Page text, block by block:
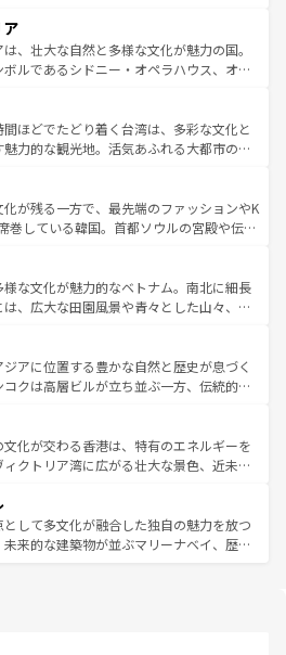
ンズでは、音楽と美食が融合した独特の
者はアメリカの各地域で異なる魅力を楽
多様性と豊かな歴史を感じることができ
イルだ。 なお、新着のアメリカ
ツ一覧を参照してほしい。
い。また、定番の観光地といえばオアフ
然を求めるならマウイ島やカウアイ島が
ルドグリーンに輝く海をはじめ、豊かな
心で訪れる人々を迎えてくれるハワイの
ーカルフードやハワイアンミュージッ
ダンスなど、すべてがハワイの魅力を彩
い。 なお、新着のハワイ情報
覧を参照してほしい。
、壮大な自然と多様な文化が魅力の国。
ルであるシドニー・オペラハウス、オー
中央部にそびえるウルル（エアーズロッ
の美しい原生林やケアンズの熱帯雨林な
くさん。また、カフェやワイン、オージ
ティも充実しており、サーフィンやダイ
グなど、アウトドア好きにはたまらな
アの多彩な魅力を存分に味わいつくそ
ほどでたどり着く台湾は、多彩な文化と
力的な観光地。活気あふれる大都市の台
岳地帯である台湾東部など、都市の喧騒
共存しており、訪れる人に新しい発見と
くれる。また、奥深い台湾の食文化も魅
のスイーツなど、バラエティ豊かな料理
わえる。 なお、新着の台湾情報は コンテンツ一覧を参
が残る一方で、最先端のファッションやK
巻している韓国。首都ソウルの宮殿や伝統
ばせば四季折々の自然美を楽しむことが
キムチや焼肉、絶品のストリートフード
な韓国料理が待っている。夜には、韓国な
がら、韓国の多彩な魅力を心ゆくまで味
わってみてほしい。 なお、新着の韓国情報はコンテンツ一
しい。
様な文化が魅力的なベトナム。南北に細長
は、広大な田園風景や青々とした山々、世
伝統が息づく。ハノイの古い町並みやホ
ンス統治時代の建物も、独特の雰囲気を
また、バラエティの豊かさとおいしさで
インミー、ベトナムコーヒーなどは、ぜ
い。どの地域を訪れてもあたたかい人々
くれるので、きっと忘れられない旅にな
アに位置する豊かな自然と歴史が息づく
クは高層ビルが立ち並ぶ一方、伝統的な
いる。北部ではチェンマイなどの山岳地
い、南部ではプーケットやクラビの美し
ト気分を楽しむことができる。タイ料理
年中温暖で、どの季節にも異なる楽しみ
しみやすいタイの人々、仏教を中心とし
様な観光資源が、訪れる旅人を魅了し続
化が交わる香港は、特有のエネルギーを
クトリア湾に広がる壮大な景色、近未来
も感動するはず。観光スポットが密集し
見どころを回れるのも魅力。息をのむよ
的な体験まで、香港を存分に楽しみ尽く
して多文化が融合した独自の魅力を放つ
来的な建築物が並ぶマリーナベイ、歴史